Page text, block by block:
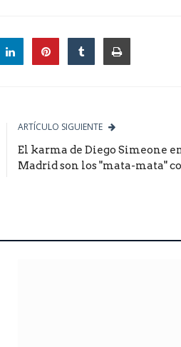
ARTÍCULO SIGUIENTE
El karma de Diego Simeone
Madrid son los "mata-mata"